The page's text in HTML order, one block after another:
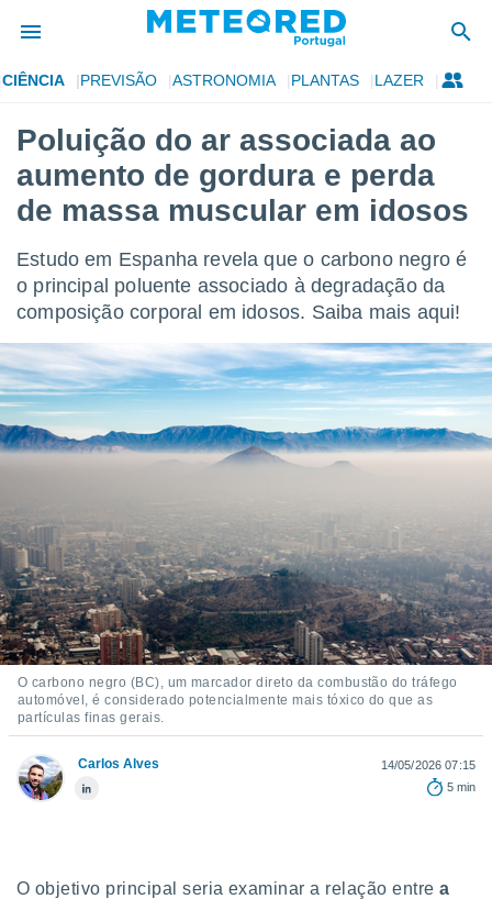
da
foi
para
fornecidas
a este
das
e
forma
digital
recolhidas
ou
permite-
a nossa
de alta
botão
ao
a
ACEITAR
E
CONTINUAR
CONFIGURAÇÕES
CIÊNCIA PREVISÃO ASTRONOMIA PLANTAS LAZER
Poluição do ar associada ao
aumento de gordura e perda
de massa muscular em idosos
Estudo em Espanha revela que o carbono negro é
o principal poluente associado à degradação da
composição corporal em idosos. Saiba mais aqui!
O carbono negro (BC), um marcador direto da combustão do tráfego
automóvel, é considerado potencialmente mais tóxico do que as
partículas finas gerais.
Carlos Alves
14/05/2026 07:15
5 min
O objetivo principal seria examinar a relação entre a